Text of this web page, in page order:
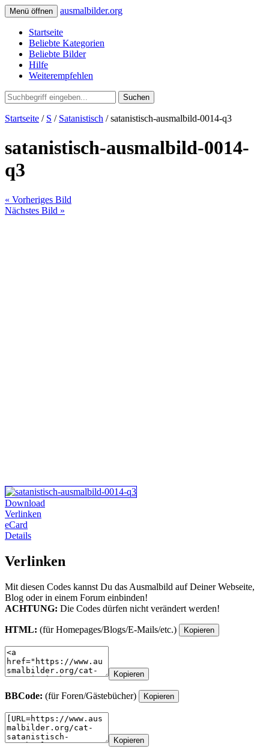
Menü öffnen ausmalbilder.org
Startseite
Beliebte Kategorien
Beliebte Bilder
Hilfe
Weiterempfehlen
Suchen
Startseite / S / Satanistisch / satanistisch-ausmalbild-0014-q3
satanistisch-ausmalbild-0014-
q3
« Vorheriges Bild
Nächstes Bild »
Download
Verlinken
eCard
Details
Verlinken
Mit diesen Codes kannst Du das Ausmalbild auf Deiner Webseite,
Blog oder in einem Forum einbinden!
ACHTUNG: Die Codes dürfen nicht verändert werden!
HTML: (für Homepages/Blogs/E-Mails/etc.) Kopieren
Kopieren
BBCode: (für Foren/Gästebücher) Kopieren
Kopieren